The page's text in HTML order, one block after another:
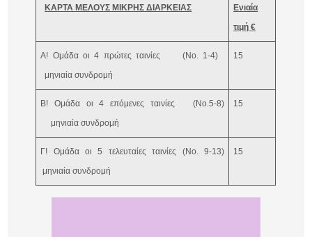
ΚΑΡΤΑΜΕΛΟΥΣ ΜΙΚΡΗΣ ΔΙΑΡΚΕΙΑΣ
Ενιαία
τιμή €
Α! Ομάδα οι 4 πρώτες ταινίες (Νο. 1-4)
μηνιαία συνδρομή
15
Β! Ομάδα οι 4 επόμενες ταινίες (Νο.5-8)
μηνιαία συνδρομή
15
Γ! Ομάδα οι 5 τελευταίες ταινίες (Νο. 9-13)
μηνιαία συνδρομή
15